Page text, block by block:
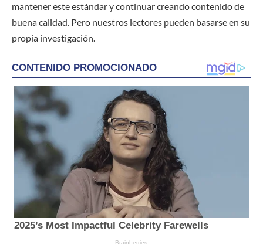
mantener este estándar y continuar creando contenido de
buena calidad. Pero nuestros lectores pueden basarse en su
propia investigación.